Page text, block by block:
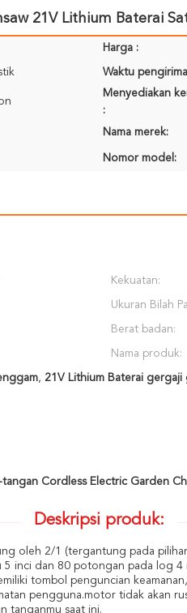
21V Lithium Baterai
Harga :
Waktu
Menyediakan
:
Nama merek:
Nomor model:
Kekuatan:
Ukuran Bilah
Berat badan:
Nama produk:
, 21V Lithium Baterai gergaji
Cordless Electric Garden
Deskripsi produk:
oleh 2/1 (tergantung pada
5 inci dan 80 potongan pada log
tombol penguncian
pengguna.motor tidak akan
tanganmu saat ini.